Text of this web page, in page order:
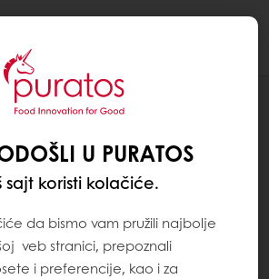
U PURATOS
sajt koristi kolačiće.
da bismo vam pružili najbolje
veb stranici, prepoznali
i preferencije, kao i za